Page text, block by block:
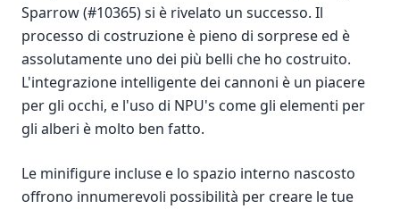
Sparrow (#10365) si è rivelato un successo. Il
processo di costruzione è pieno di sorprese ed è
assolutamente uno dei più belli che ho costruito.
L'integrazione intelligente dei cannoni è un piacere
per gli occhi, e l'uso di NPU's come gli elementi per
gli alberi è molto ben fatto.
Le minifigure incluse e lo spazio interno nascosto
offrono innumerevoli possibilità per creare le tue